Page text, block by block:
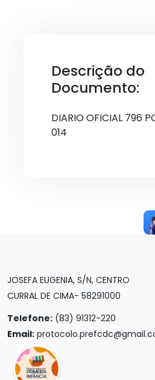
Descrição do
Documento:
DIARIO OFICIAL 796
014
JOSEFA EUGENIA, S/N, CENTRO
CURRAL DE CIMA- 58291000
Telefone: (83) 91312-220
Email: